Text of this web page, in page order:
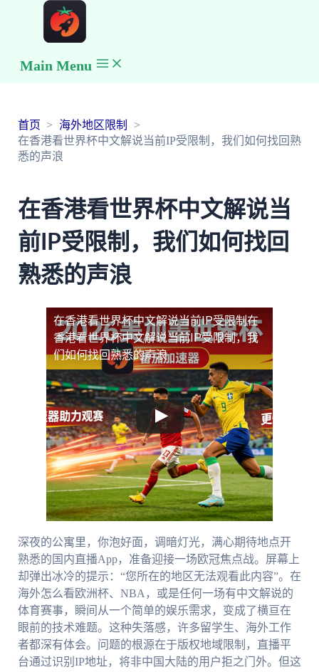
Main Menu
首页
海外地区限制
在香港看世界杯中文解说当前IP受限制，我们如何找回熟
悉的声浪
在香港看世界杯中文解说当
前IP受限制，我们如何找回
熟悉的声浪
在香港看世界杯中文解说当前IP受限制在
香港看世界杯中文解说当前IP受限制，我
们如何找回熟悉的声浪
深夜的公寓里，你泡好面，调暗灯光，满心期待地点开
熟悉的国内直播App，准备迎接一场欧冠焦点战。屏幕上
却弹出冰冷的提示：“您所在的地区无法观看此内容”。在
海外怎么看欧洲杯、NBA，或是任何一场有中文解说的
体育赛事，瞬间从一个简单的娱乐需求，变成了横亘在
眼前的技术难题。这种失落感，许多留学生、海外工作
者都深有体会。问题的根源在于版权地域限制，直播平
台通过识别IP地址，将非中国大陆的用户拒之门外。但这